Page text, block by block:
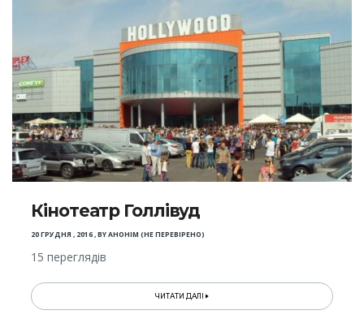
Кінотеатр Голлівуд
20 ГРУДНЯ , 2016,BYАНОНІМ (НЕ ПЕРЕВІРЕНО)
15 переглядів
ЧИТАТИ ДАЛІ